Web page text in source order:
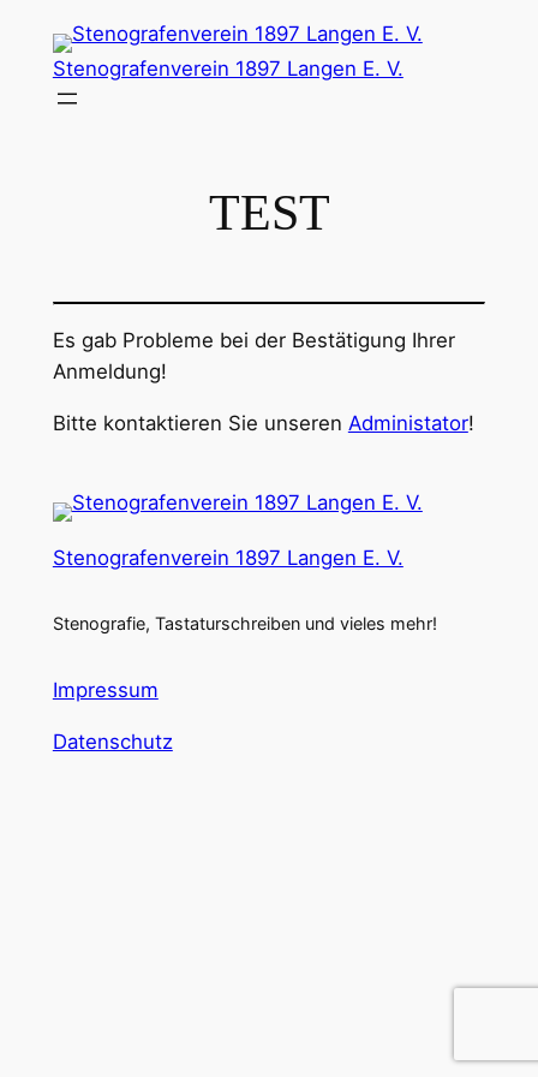
Inhalt
springen
Stenografenverein 1897 Langen E. V.
TEST
Es gab Probleme bei der Bestätigung Ihrer
Anmeldung!
Bitte kontaktieren Sie unseren Administator!
Stenografenverein 1897 Langen E. V.
Stenografie, Tastaturschreiben und vieles mehr!
Impressum
Datenschutz